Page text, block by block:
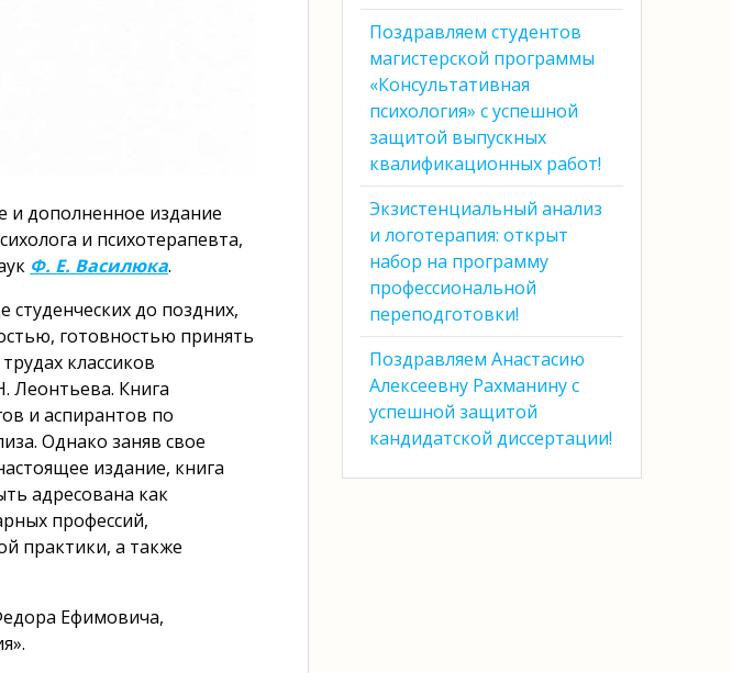
и дополненное издание
и психотерапевта,
Ф. Е. Василюка.
до поздних,
готовностью принять
классиков
Леонтьева. Книга
и аспирантов по
Однако заняв свое
издание, книга
адресована как
профессий,
практики, а также
Ефимовича,
Поздравляем студентов
магистерской программы
«Консультативная
психология» с успешной
защитой выпускных
квалификационных работ!
Экзистенциальный анализ
и логотерапия: открыт
набор на программу
профессиональной
переподготовки!
Поздравляем Анастасию
Алексеевну Рахманину с
успешной защитой
кандидатской диссертации!